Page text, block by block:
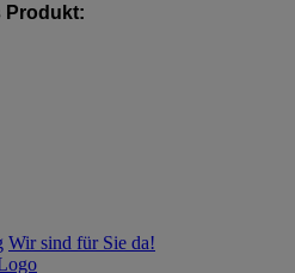
Produkt:
Wir sind für Sie da!